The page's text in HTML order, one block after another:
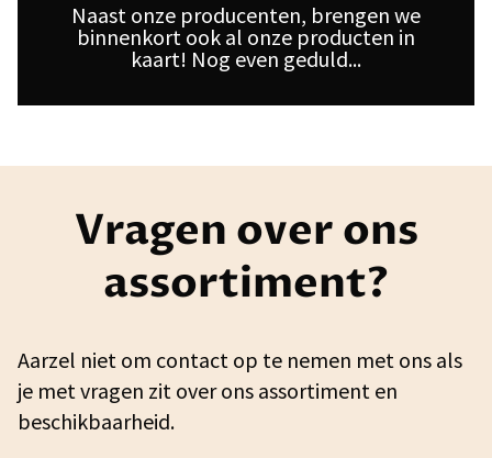
Naast onze producenten, brengen we
binnenkort ook al onze producten in
kaart! Nog even geduld...
Vragen over ons
assortiment?
Aarzel niet om contact op te nemen met ons als
je met vragen zit over ons assortiment en
beschikbaarheid.